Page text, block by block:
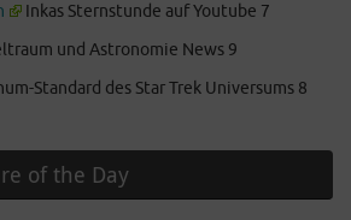
Inkas Sternstunde auf Youtube 7
und Astronomie News 9
Standard des Star Trek Universums 8
of the Day